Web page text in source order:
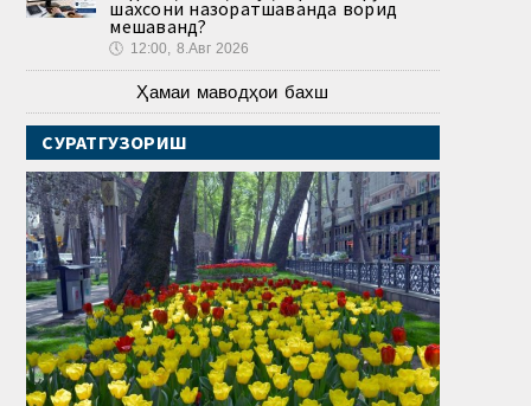
шахсони назоратшаванда ворид
мешаванд?
🕔 12:00, 8.Авг 2026
Ҳамаи маводҳои бахш
СУРАТГУЗОРИШ